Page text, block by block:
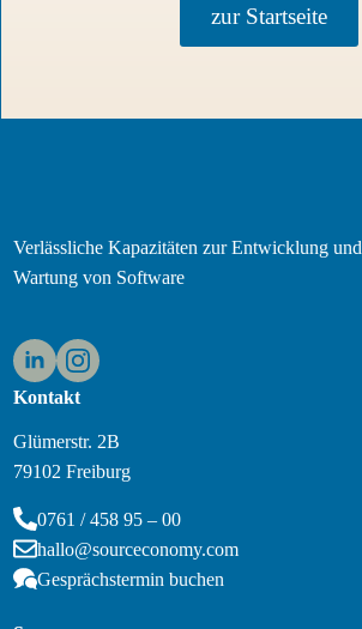
zur Startseite
Verlässliche Kapazitäten zur Entwicklung und
Wartung von Software
Kontakt
Glümerstr. 2B
79102 Freiburg
0761 / 458 95 – 00
hallo@sourceconomy.com
Gesprächstermin buchen